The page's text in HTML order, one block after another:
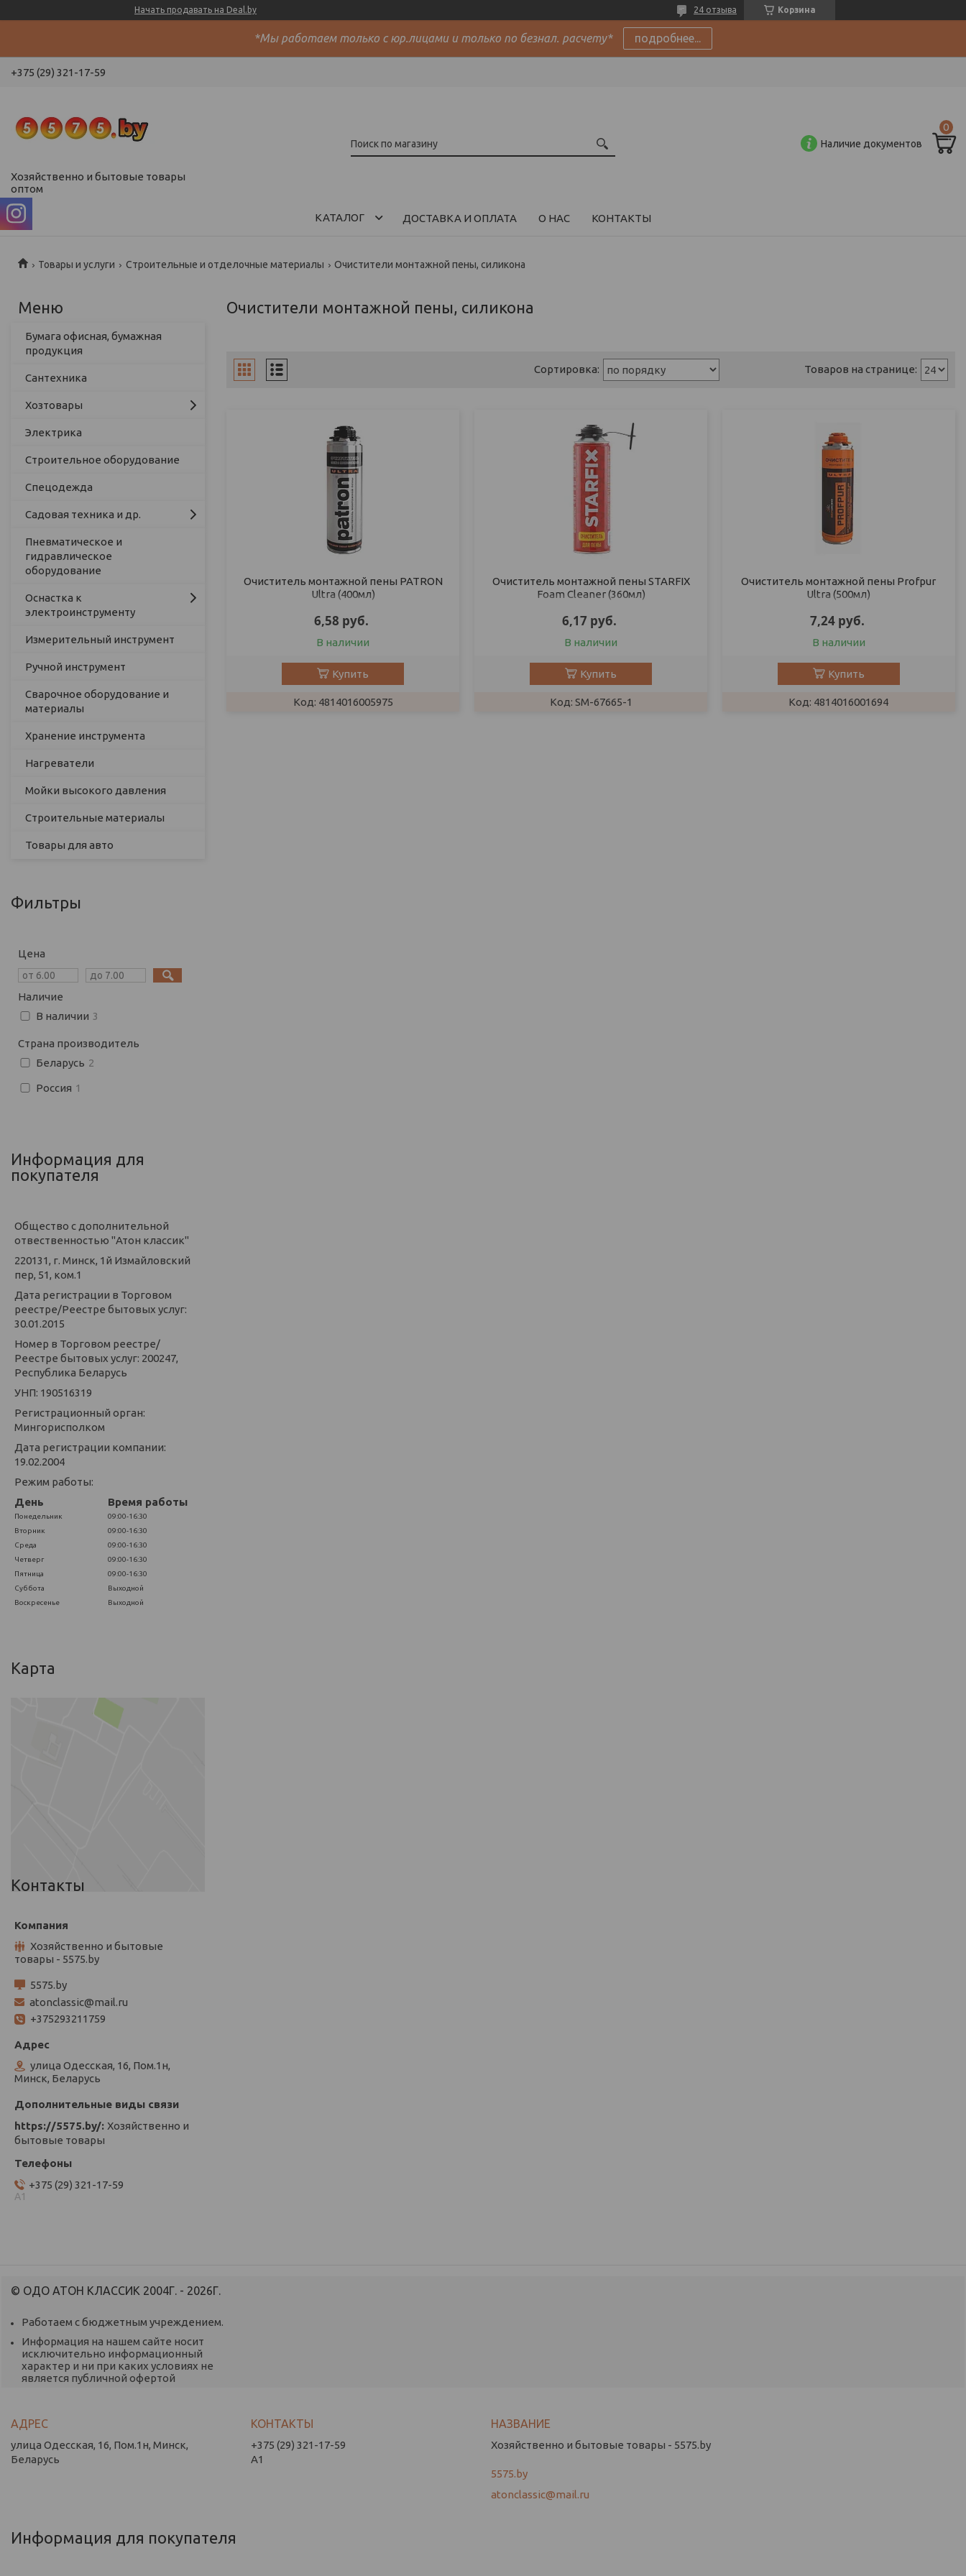
Начать продавать на Deal.by Корзина
24 отзыва
*Мы работаем только с юр.лицами и только по безнал. расчету* подробнее...
+375 (29) 321-17-59
Хозяйственно и бытовые товары
оптом
Наличие документов
КАТАЛОГ ДОСТАВКА И ОПЛАТА О НАС КОНТАКТЫ
Товары и услуги Строительные и отделочные материалы Очистители монтажной пены, силикона
Очистители монтажной пены, силикона
Очиститель монтажной пены PATRON
Ultra (400мл)
6,58 руб.
В наличии
Купить
4814016005975
Очиститель монтажной пены STARFIX
Foam Cleaner (360мл)
6,17 руб.
В наличии
Купить
SM-67665-1
Очиститель монтажной пены Profpur
Ultra (500мл)
7,24 руб.
В наличии
Купить
4814016001694
Бумага офисная, бумажная
продукция
Сантехника
Хозтовары
Электрика
Строительное оборудование
Спецодежда
Садовая техника и др.
Пневматическое и
гидравлическое
оборудование
Оснастка к
электроинструменту
Измерительный инструмент
Ручной инструмент
Сварочное оборудование и
материалы
Хранение инструмента
Нагреватели
Мойки высокого давления
Строительные материалы
Товары для авто
Фильтры
Цена
Наличие
В наличии 3
Страна производитель
Беларусь 2
Россия 1
Информация для
покупателя
Общество с дополнительной
отвественностью "Атон классик"
220131, г. Минск, 1й Измайловский
пер, 51, ком.1
Дата регистрации в Торговом
реестре/Реестре бытовых услуг:
30.01.2015
Номер в Торговом реестре/
Реестре бытовых услуг: 200247,
Республика Беларусь
УНП: 190516319
Регистрационный орган:
Мингорисполком
Дата регистрации компании:
19.02.2004
Режим работы:
День
Время работы
Понедельник
09:00-16:30
Вторник
09:00-16:30
Среда
09:00-16:30
Четверг
09:00-16:30
Пятница
09:00-16:30
Суббота
Выходной
Воскресенье
Выходной
Карта
Контакты
Хозяйственно и бытовые
товары - 5575.by
5575.by
atonclassic@mail.ru
+375293211759
улица Одесская, 16, Пом.1н,
Минск, Беларусь
https://5575.by/ Хозяйственно и
бытовые товары
+375 (29) 321-17-59
А1
© ОДО АТОН КЛАССИК 2004Г. - 2026Г.
Работаем с бюджетным учреждением.
Информация на нашем сайте носит
исключительно информационный
характер и ни при каких условиях не
является публичной офертой
улица Одесская, 16, Пом.1н, Минск,
Беларусь
+375 (29) 321-17-59
А1
Хозяйственно и бытовые товары - 5575.by
5575.by
atonclassic@mail.ru
Информация для покупателя